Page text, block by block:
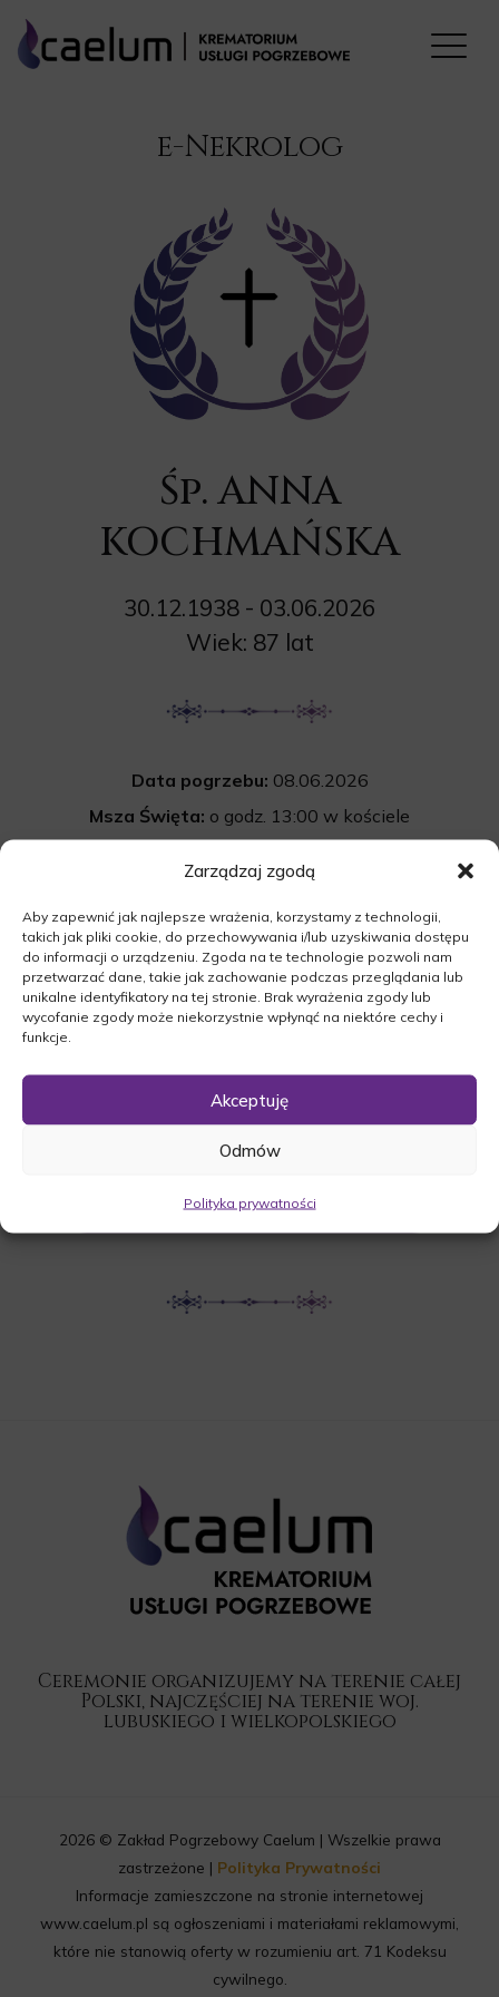
Zarządzaj zgodą
Aby zapewnić jak najlepsze wrażenia, korzystamy z technologii,
takich jak pliki cookie, do przechowywania i/lub uzyskiwania dostępu
do informacji o urządzeniu. Zgoda na te technologie pozwoli nam
przetwarzać dane, takie jak zachowanie podczas przeglądania lub
unikalne identyfikatory na tej stronie. Brak wyrażenia zgody lub
wycofanie zgody może niekorzystnie wpłynąć na niektóre cechy i
funkcje.
Akceptuję
Odmów
Polityka prywatności
e-Nekrolog
Śp. ANNA
KOCHMAŃSKA
30.12.1938 - 03.06.2026
Wiek: 87 lat
Data pogrzebu: 08.06.2026
Msza Święta: o godz. 13:00 w kościele
Kołczyn, 66-439 Kołczyn
Cmentarz:Uroczystość pogrzebowa
rozpocznie się po mszy św. na cmentarzu
komunalnym w Kołczynie.
Leśna 6, 66-439 Kołczyn
POBIERZ POWIADOMIENIE SMS
Ceremonie organizujemy na terenie całej
Polski, najczęściej na terenie woj.
lubuskiego i wielkopolskiego
2026 © Zakład Pogrzebowy Caelum | Wszelkie prawa
zastrzeżone | Polityka Prywatności
Informacje zamieszczone na stronie internetowej
www.caelum.pl są ogłoszeniami i materiałami reklamowymi,
które nie stanowią oferty w rozumieniu art. 71 Kodeksu
cywilnego.